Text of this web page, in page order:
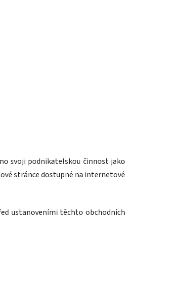
svoji podnikatelskou činnost jako
stránce dostupné na internetové
ustanoveními těchto obchodních